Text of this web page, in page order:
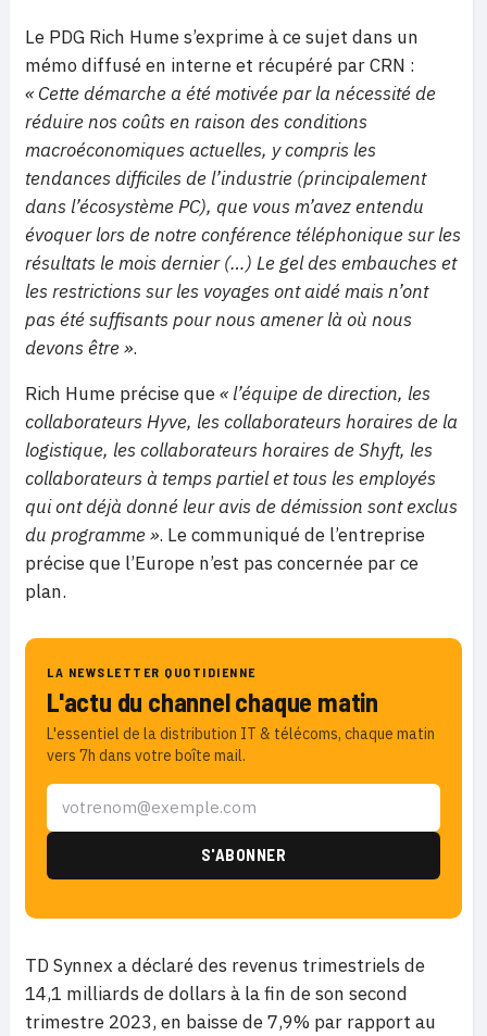
Le PDG Rich Hume s’exprime à ce sujet dans un
mémo diffusé en interne et récupéré par CRN :
« Cette démarche a été motivée par la nécessité de
réduire nos coûts en raison des conditions
macroéconomiques actuelles, y compris les
tendances difficiles de l’industrie (principalement
dans l’écosystème PC), que vous m’avez entendu
évoquer lors de notre conférence téléphonique sur les
résultats le mois dernier (…) Le gel des embauches et
les restrictions sur les voyages ont aidé mais n’ont
pas été suffisants pour nous amener là où nous
devons être ».
Rich Hume précise que« l’équipe de direction, les
collaborateurs Hyve, les collaborateurs horaires de la
logistique, les collaborateurs horaires de Shyft, les
collaborateurs à temps partiel et tous les employés
qui ont déjà donné leur avis de démission sont exclus
du programme ». Le communiqué de l’entreprise
précise que l’Europe n’est pas concernée par ce
plan.
LA NEWSLETTER QUOTIDIENNE
L'actu du channel chaque matin
L'essentiel de la distribution IT & télécoms, chaque matin
vers 7h dans votre boîte mail.
TD Synnex a déclaré des revenus trimestriels de
14,1 milliards de dollars à la fin de son second
trimestre 2023, en baisse de 7,9% par rapport au